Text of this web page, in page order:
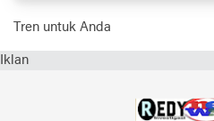
Tren untuk Anda
Iklan